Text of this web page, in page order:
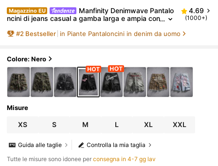
Magazzino EU
Manfinity Denimwave Pantalo
ncini di jeans casual a gamba larga e ampia con
hia, adatti per l'estate, stile boho chic
4.69
(1000+)
#2 Bestseller in Piante Pantaloncini in denim da uomo
Colore: Nero
Misure
XS S M L XL XXL
Controlla la mia taglia
Guida alle taglie
Tutte le misure sono idonee perconsegna in 4-7 gg lav